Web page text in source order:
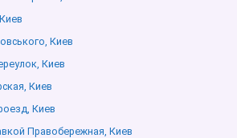
Киев
Киев
Киев
Киев
Правобережная, Киев